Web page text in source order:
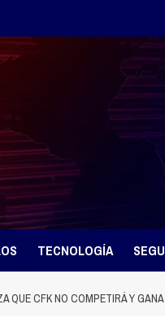
TECNOLOGÍA
QUE CFK NO COMPETIRÁ Y